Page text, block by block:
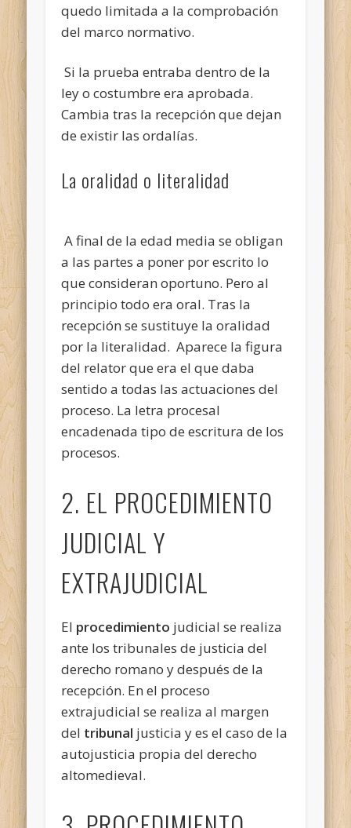
quedo limitada a la comprobación
del marco normativo.
Si la prueba entraba dentro de la
ley o costumbre era aprobada.
Cambia tras la recepción que dejan
de existir las ordalías.
La oralidad o literalidad
A final de la edad media se obligan
a las partes a poner por escrito lo
que consideran oportuno. Pero al
principio todo era oral. Tras la
recepción se sustituye la oralidad
por la literalidad. Aparece la figura
del relator que era el que daba
sentido a todas las actuaciones del
proceso. La letra procesal
encadenada tipo de escritura de los
procesos.
2. EL PROCEDIMIENTO
JUDICIAL Y
EXTRAJUDICIAL
El procedimiento judicial se realiza
ante los tribunales de justicia del
derecho romano y después de la
recepción. En el proceso
extrajudicial se realiza al margen
del tribunal justicia y es el caso de la
autojusticia propia del derecho
altomedieval.